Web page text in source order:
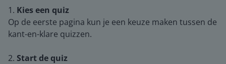
1. Kies een quiz
Op de eerste pagina kun je een keuze maken tussen de
kant-en-klare quizzen.
2. Start de quiz